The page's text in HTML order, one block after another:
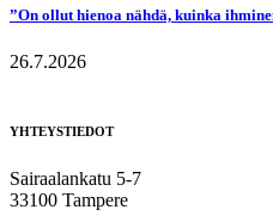
”On ollut hienoa nähdä, kuinka
26.7.2026
YHTEYSTIEDOT
Sairaalankatu 5-7
33100 Tampere